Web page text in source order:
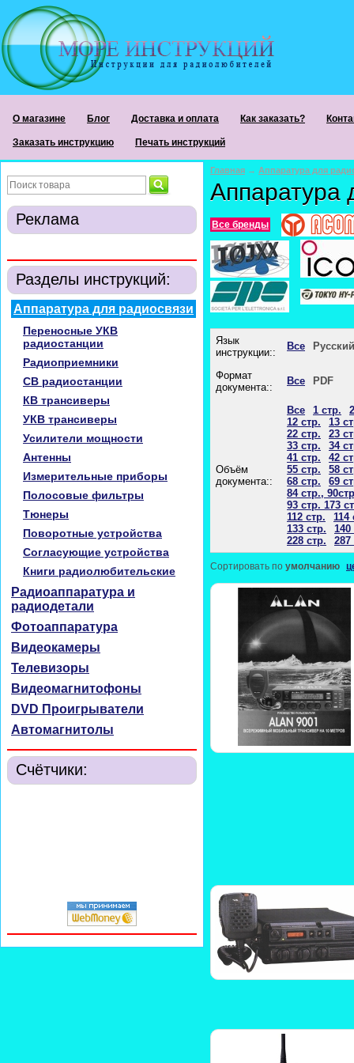
О магазине Блог Доставка и оплата Как заказать?
Заказать инструкцию Печать инструкций
Реклама
Разделы инструкций:
Аппаратура для радиосвязи
Переносные УКВ
радиостанции
Радиоприемники
CB радиостанции
КВ трансиверы
УКВ трансиверы
Усилители мощности
Антенны
Измерительные приборы
Полосовые фильтры
Тюнеры
Поворотные устройства
Согласующие устройства
Книги радиолюбительские
Радиоаппаратура и
радиодетали
Фотоаппаратура
Видеокамеры
Телевизоры
Видеомагнитофоны
DVD Проигрыватели
Автомагнитолы
Счётчики:
Главная → Аппаратура для
Аппаратура
Все бренды
Язык
инструкции::
Все Русский
Формат
документа::
Все PDF
Объём
документа::
Все 1 стр.
12 стр.
13
22 стр.
23
33 стр.
34
41 стр.
42
55 стр.
58
68 стр.
69
84 стр.,
93 стр. 173
112 стр.
114
133 стр.
140
228 стр.
287
Сортировать по умолчанию